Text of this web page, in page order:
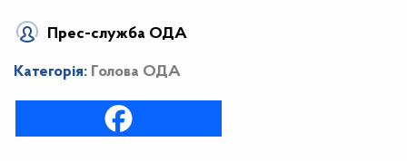
Прес-служба ОДА
Категорія: Голова ОДА